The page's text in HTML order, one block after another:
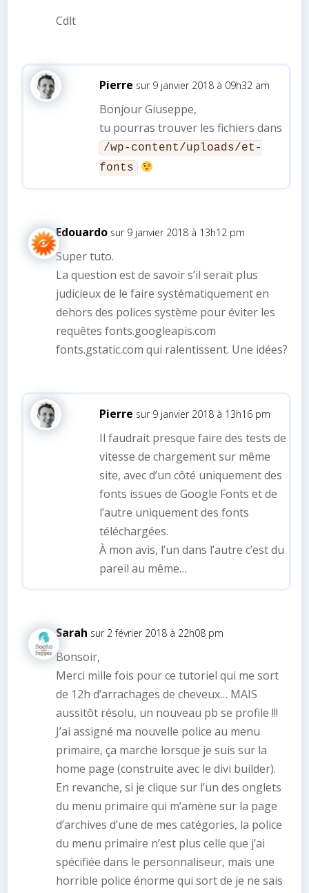
Cdlt
Pierre sur 9 janvier 2018 à 09h32 am
Bonjour Giuseppe,
tu pourras trouver les fichiers dans
/wp-content/uploads/et-
fonts
Edouardo sur 9 janvier 2018 à 13h12 pm
Super tuto.
La question est de savoir s’il serait plus
judicieux de le faire systématiquement en
dehors des polices système pour éviter les
requêtes fonts.googleapis.com
fonts.gstatic.com qui ralentissent. Une idées?
Pierre sur 9 janvier 2018 à 13h16 pm
Il faudrait presque faire des tests de
vitesse de chargement sur même
site, avec d’un côté uniquement des
fonts issues de Google Fonts et de
l’autre uniquement des fonts
téléchargées.
À mon avis, l’un dans l’autre c’est du
pareil au même…
Sarah sur 2 février 2018 à 22h08 pm
Bonsoir,
Merci mille fois pour ce tutoriel qui me sort
de 12h d’arrachages de cheveux… MAIS
aussitôt résolu, un nouveau pb se profile !!!
J’ai assigné ma nouvelle police au menu
primaire, ça marche lorsque je suis sur la
home page (construite avec le divi builder).
En revanche, si je clique sur l’un des onglets
du menu primaire qui m’amène sur la page
d’archives d’une de mes catégories, la police
du menu primaire n’est plus celle que j’ai
spécifiée dans le personnaliseur, mais une
horrible police énorme qui sort de je ne sais